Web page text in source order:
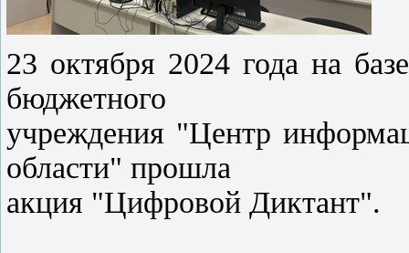
23 октября 2024 года на
бюджетного
учреждения "Центр
области" прошла
акция "Цифровой Диктант".